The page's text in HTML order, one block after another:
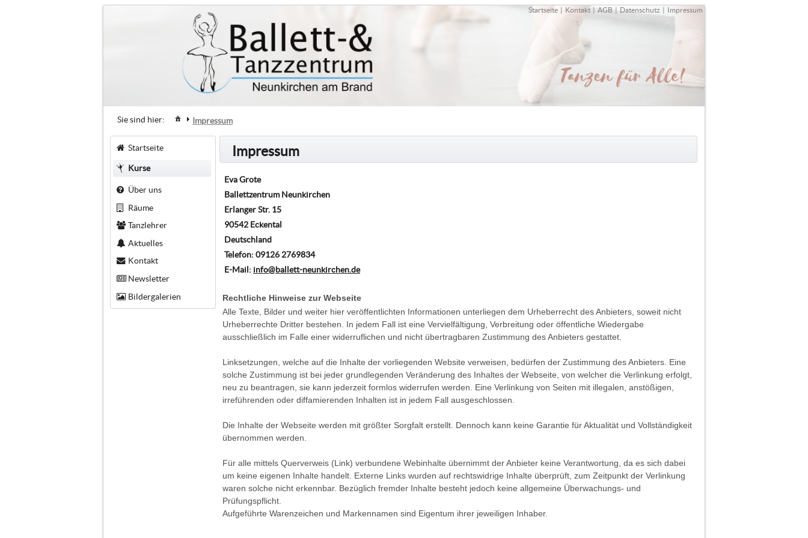
Startseite | Kontakt | AGB | Datenschutz | Impressum
Sie sind hier: Impressum
Startseite
Kurse
Über uns
Räume
Tanzlehrer
Aktuelles
Kontakt
Newsletter
Bildergalerien
Impressum
Eva Grote
Ballettzentrum Neunkirchen
Erlanger Str. 15
90542 Eckental
Deutschland
Telefon: 09126 2769834
E-Mail: info@ballett-neunkirchen.de
Rechtliche Hinweise zur Webseite
Alle Texte, Bilder und weiter hier veröffentlichten Informationen unterliegen dem Urheberrecht des Anbieters, soweit nicht
Urheberrechte Dritter bestehen. In jedem Fall ist eine Vervielfältigung, Verbreitung oder öffentliche Wiedergabe
ausschließlich im Falle einer widerruflichen und nicht übertragbaren Zustimmung des Anbieters gestattet.
Linksetzungen, welche auf die Inhalte der vorliegenden Website verweisen, bedürfen der Zustimmung des Anbieters. Eine
solche Zustimmung ist bei jeder grundlegenden Veränderung des Inhaltes der Webseite, von welcher die Verlinkung erfolgt,
neu zu beantragen, sie kann jederzeit formlos widerrufen werden. Eine Verlinkung von Seiten mit illegalen, anstößigen,
irreführenden oder diffamierenden Inhalten ist in jedem Fall ausgeschlossen.
Die Inhalte der Webseite werden mit größter Sorgfalt erstellt. Dennoch kann keine Garantie für Aktualität und Vollständigkeit
übernommen werden.
Für alle mittels Querverweis (Link) verbundene Webinhalte übernimmt der Anbieter keine Verantwortung, da es sich dabei
um keine eigenen Inhalte handelt. Externe Links wurden auf rechtswidrige Inhalte überprüft, zum Zeitpunkt der Verlinkung
waren solche nicht erkennbar. Bezüglich fremder Inhalte besteht jedoch keine allgemeine Überwachungs- und
Prüfungspflicht.
Aufgeführte Warenzeichen und Markennamen sind Eigentum ihrer jeweiligen Inhaber.